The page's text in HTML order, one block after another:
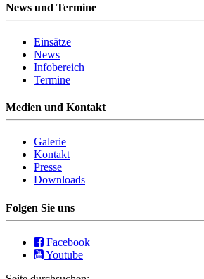
News und Termine
Einsätze
News
Infobereich
Termine
Medien und Kontakt
Galerie
Kontakt
Presse
Downloads
Folgen Sie uns
Facebook
Youtube